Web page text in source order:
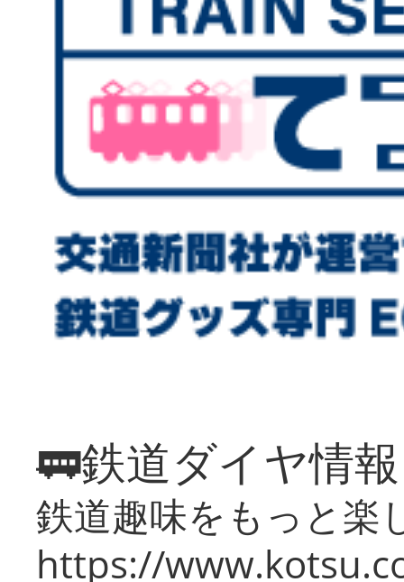
🚃鉄道ダイヤ情
鉄道趣味をもっと楽
https://